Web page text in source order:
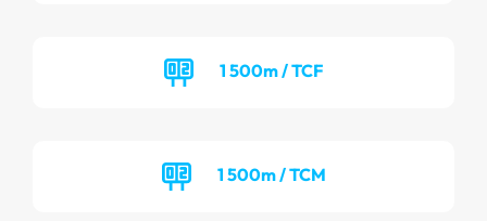
1 500m / TCF
1 500m / TCM